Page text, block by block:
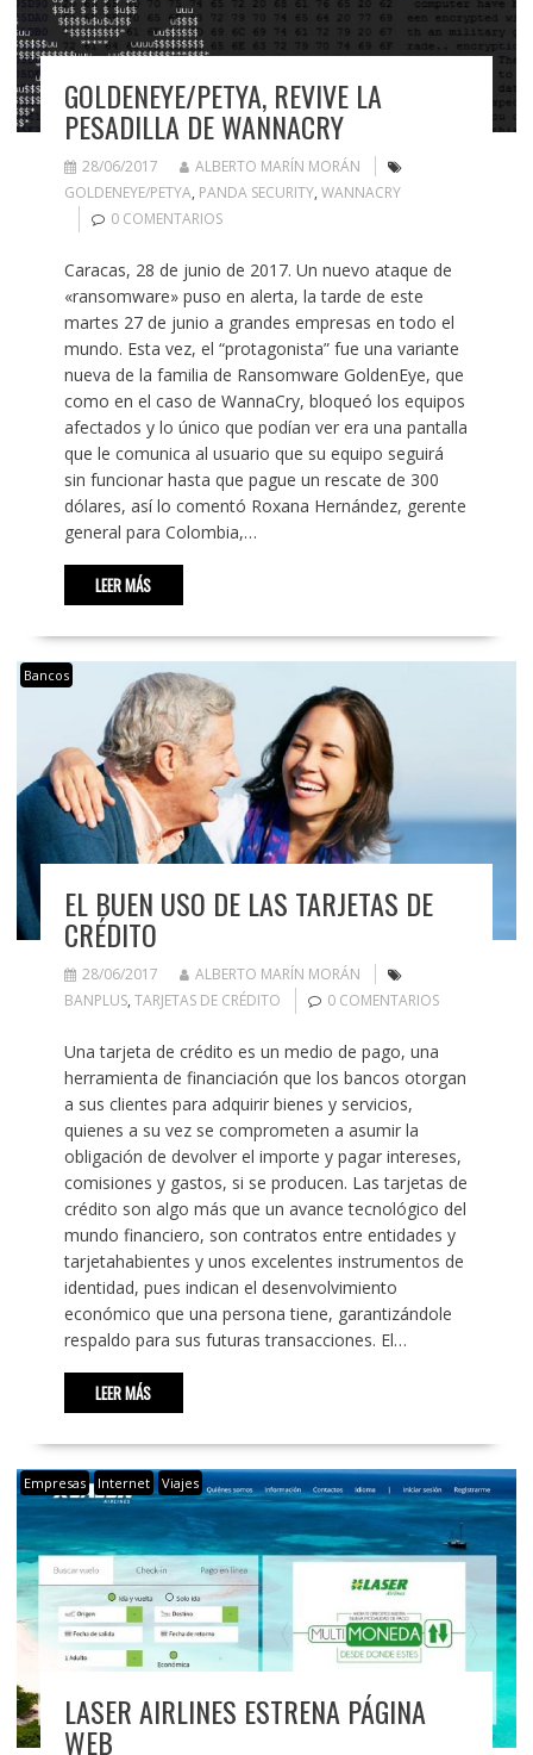
GOLDENEYE/PETYA, REVIVE LA
PESADILLA DE WANNACRY
28/06/2017
ALBERTO MARÍN MORÁN
GOLDENEYE/PETYA, PANDA SECURITY, WANNACRY
0 COMENTARIOS
Caracas, 28 de junio de 2017. Un nuevo ataque de
«ransomware» puso en alerta, la tarde de este
martes 27 de junio a grandes empresas en todo el
mundo. Esta vez, el “protagonista” fue una variante
nueva de la familia de Ransomware GoldenEye, que
como en el caso de WannaCry, bloqueó los equipos
afectados y lo único que podían ver era una pantalla
que le comunica al usuario que su equipo seguirá
sin funcionar hasta que pague un rescate de 300
dólares, así lo comentó Roxana Hernández, gerente
general para Colombia,…
LEER MÁS
Bancos
EL BUEN USO DE LAS TARJETAS DE
CRÉDITO
28/06/2017
ALBERTO MARÍN MORÁN
BANPLUS, TARJETAS DE CRÉDITO 0 COMENTARIOS
Una tarjeta de crédito es un medio de pago, una
herramienta de financiación que los bancos otorgan
a sus clientes para adquirir bienes y servicios,
quienes a su vez se comprometen a asumir la
obligación de devolver el importe y pagar intereses,
comisiones y gastos, si se producen. Las tarjetas de
crédito son algo más que un avance tecnológico del
mundo financiero, son contratos entre entidades y
tarjetahabientes y unos excelentes instrumentos de
identidad, pues indican el desenvolvimiento
económico que una persona tiene, garantizándole
respaldo para sus futuras transacciones. El…
LEER MÁS
Empresas Internet Viajes
LASER AIRLINES ESTRENA PÁGINA
WEB